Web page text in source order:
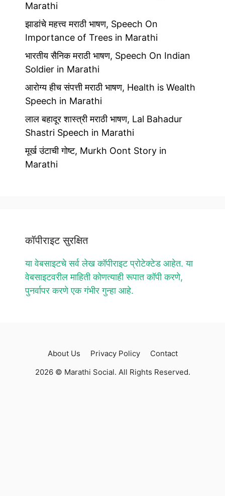
Marathi
झाडांचे महत्त्व मराठी भाषण, Speech On
Importance of Trees in Marathi
भारतीय सैनिक मराठी भाषण, Speech On Indian
Soldier in Marathi
आरोग्य हीच संपत्ती मराठी भाषण, Health is Wealth
Speech in Marathi
लाल बहादूर शास्त्री मराठी भाषण, Lal Bahadur
Shastri Speech in Marathi
मूर्ख उंटाची गोष्ट, Murkh Oont Story in
Marathi
कॉपीराइट सुरक्षित
या वेबसाइटचे सर्व लेख कॉपीराइट प्रोटेक्टेड आहेत. या
वेबसाइटवरील माहिती कोणत्याही रूपात कॉपी करणे,
पुनर्वापर करणे एक गंभीर गुन्हा आहे.
About Us Privacy Policy
Contact
2026 © Marathi Social. All Rights Reserved.